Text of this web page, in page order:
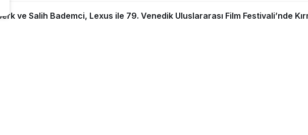
Bahadır, Burcu Özberk ve
ve Salih Bademci, Lexus ile 79. Venedik Uluslararası Film Festivali’nde